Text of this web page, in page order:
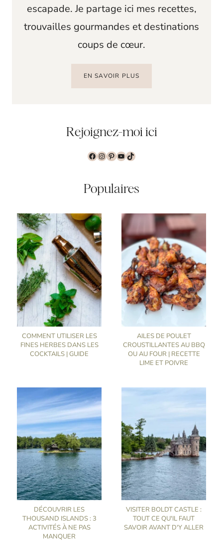
escapade. Je partage ici mes recettes,
trouvailles gourmandes et destinations
coups de cœur.
EN SAVOIR PLUS
Rejoignez-moi ici
Facebook InstagramPinterest YouTubeTikTok
Populaires
COMMENT UTILISER LES
FINES HERBES DANS LES
COCKTAILS | GUIDE
AILES DE POULET
CROUSTILLANTES AU BBQ
OU AU FOUR | RECETTE
LIME ET POIVRE
DÉCOUVRIR LES
THOUSAND ISLANDS : 3
ACTIVITÉS À NE PAS
MANQUER
VISITER BOLDT CASTLE :
TOUT CE QU'IL FAUT
SAVOIR AVANT D'Y ALLER